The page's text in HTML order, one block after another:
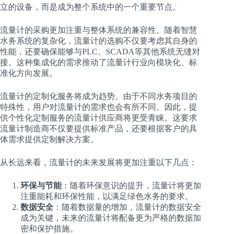
立的设备，而是成为整个系统中的一个重要节点。
流量计的采购更加注重与整体系统的兼容性。随着智慧
水务系统的复杂化，流量计的选购不仅要考虑其自身的
性能，还要确保能够与PLC、SCADA等其他系统无缝对
接。这种集成化的需求推动了流量计行业向模块化、标
准化方向发展。
流量计的定制化服务将成为趋势。由于不同水务项目的
特殊性，用户对流量计的需求也会有所不同。因此，提
供个性化定制服务的流量计供应商将更受青睐。这要求
流量计制造商不仅要提供标准产品，还要根据客户的具
体需求提供定制解决方案。
从长远来看，流量计的未来发展将更加注重以下几点：
环保与节能：随着环保意识的提升，流量计将更加
注重能耗和环保性能，以满足绿色水务的要求。
数据安全 ：随着数据量的增加，流量计的数据安全
成为关键，未来的流量计将配备更为严格的数据加
密和保护措施。